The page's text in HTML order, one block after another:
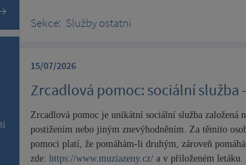
Sekce: Služby ostatní
15/07/2026
Zrcadlová pomoc: sociální služba
Zrcadlová pomoc je unikátní sociální služba založená
postižením nebo jiným znevýhodněním. Za těmito
pomoci platí, že pomáhám-li druhým, zároveň
zde: https://www.muziazeny.cz/ a v přiloženém letáku.